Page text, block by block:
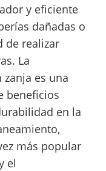
y eficiente
dañadas o
de realizar
La
es una
beneficios
en la
más popular
el